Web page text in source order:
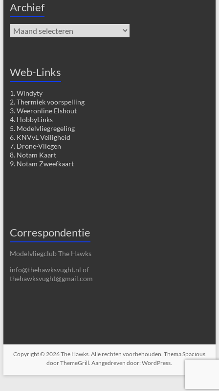
Archief
Archief
Web-Links
1. Windyty
2. Thermiek voorspelling
3. Weeronline Elshout
4. HobbyLinks
5. Modelvliegregeling
6. KNVvL Veiligheid
7. Drone-Vliegen
8. Notam Kaart
9. Notam Zweefkaart
Correspondentie
Modelvliegclub The Hawks
info@thehawksvught.nl of
thehawksvught@gmail.com
Copyright © 2026The Hawks. Alle rechten voorbehouden. ThemaSpacious
door ThemeGrill. Aangedreven door:WordPress.